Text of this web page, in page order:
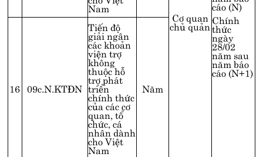
Nam
Cơ quan
chủ quản
cáo (N)
Chính
thức
ngày
28/02
năm sau
năm báo
cáo (N+1)
16 09c.N.KTĐN
Tiến độ
giải ngân
các khoản
viện trợ
không
thuộc hỗ
trợ phát
triển
chính thức
của các cơ
quan, tổ
chức, cá
nhân dành
cho Việt
Nam
Năm